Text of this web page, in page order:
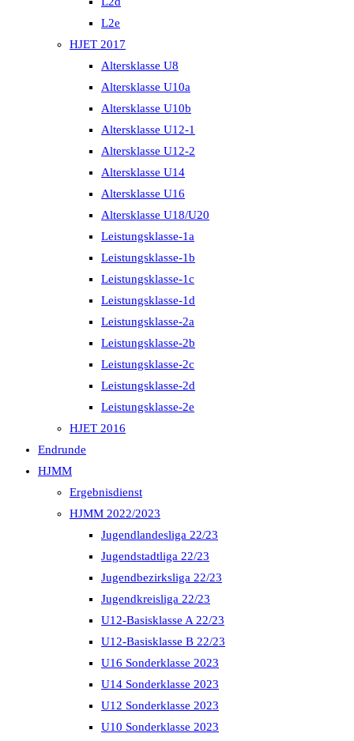
L2e
HJET 2017
Altersklasse U8
Altersklasse U10a
Altersklasse U10b
Altersklasse U12-1
Altersklasse U12-2
Altersklasse U14
Altersklasse U16
Altersklasse U18/U20
Leistungsklasse-1a
Leistungsklasse-1b
Leistungsklasse-1c
Leistungsklasse-1d
Leistungsklasse-2a
Leistungsklasse-2b
Leistungsklasse-2c
Leistungsklasse-2d
Leistungsklasse-2e
HJET 2016
Endrunde
HJMM
Ergebnisdienst
HJMM 2022/2023
Jugendlandesliga 22/23
Jugendstadtliga 22/23
Jugendbezirksliga 22/23
Jugendkreisliga 22/23
U12-Basisklasse A 22/23
U12-Basisklasse B 22/23
U16 Sonderklasse 2023
U14 Sonderklasse 2023
U12 Sonderklasse 2023
U10 Sonderklasse 2023